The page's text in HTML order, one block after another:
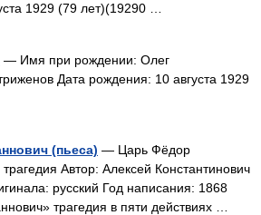
1929 (79 лет)(19290 …
— Имя при рождении: Олег
Дата рождения: 10 августа 1929
(пьеса) — Царь Фёдор
Автор: Алексей Константинович
русский Год написания: 1868
трагедия в пяти действиях …